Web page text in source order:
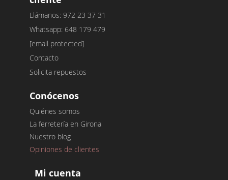
Llámanos: 972 23 37 31
Whatsapp: 648 179 479
[email protected]
Contacto
Solicita repuestos
Conócenos
Quiénes somos
La ferretería en Girona
Nuestro blog
Opiniones de clientes
Mi cuenta